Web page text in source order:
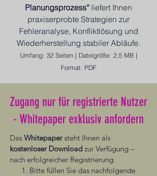
Planungsprozess“ liefert Ihnen
praxiserprobte Strategien zur
Fehleranalyse, Konfliktlösung und
Wiederherstellung stabiler Abläufe.
Umfang: 32 Seiten | Dateigröße: 2,5 MB |
Format: PDF
Zugang nur für registrierte Nutzer
- Whitepaper exklusiv anfordern
Das Whitepapersteht Ihnen als
kostenloser Download zur Verfügung –
nach erfolgreicher Registrierung.
Bitte füllen Sie das nachfolgende